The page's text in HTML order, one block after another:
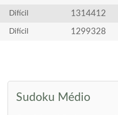
Difícil 1314412
Difícil 1299328
Sudoku Médio